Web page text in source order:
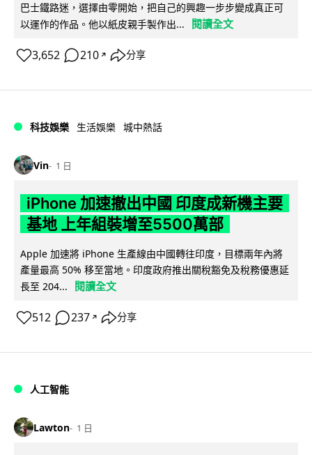
巴士鐵路迷，選擇由零開始，把自己的興趣一步步變成真正可
以運作的作品。他以紙皮親手製作出...
閱讀全文
3,652 210 ↗ 分享
科技娛樂 生活娛樂 城中熱話
Vin 1 日
iPhone 加速撤出中國 印度成新機主要
基地 上年組裝增至5500萬部
Apple 加速將 iPhone 生產線由中國轉往印度，目標兩年內將
產量最高 50% 移至當地。印度政府推出關稅豁免及稅務優惠延
長至 204...
閱讀全文
512 237 ↗ 分享
人工智能
Lawton 1 日